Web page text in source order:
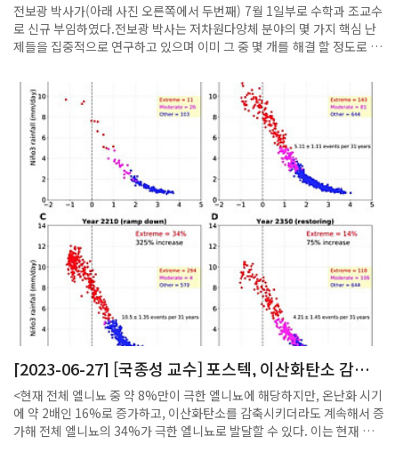
전보광 박사가(아래 사진 오른쪽에서 두번째) 7월 1일부로 수학과 조교수
로 신규 부임하였다.전보광 박사는 저차원다양체 분야의 몇 가지 핵심 난
제들을 집중적으로 연구하고 있으며 이미 그 중 몇 개를 해결 할 정도로 뛰
스텍 수학과 학사과정을 마치고 2013년에 Univ. of Illinois at Urbana-
Champign 에서 박사학위를 취득하였으며 Brown Univ. 에서 Post-
doc 으로 근무 후 Columbia Univ. 에서 Ritt Assistant Prof. 로 재직
하다가 이번에 포스텍 수학과의 조교수로 근무하게 되었다.
[2023-06-27] [국종성 교수] 포스텍, 이산화탄소 감축
시기의 극한 엘니뇨 증가 예측
<현재 전체 엘니뇨 중 약 8%만이 극한 엘니뇨에 해당하지만, 온난화 시기
에 약 2배인 16%로 증가하고, 이산화탄소를 감축시키더라도 계속해서 증
가해 전체 엘니뇨의 34%가 극한 엘니뇨로 발달할 수 있다. 이는 현재 기